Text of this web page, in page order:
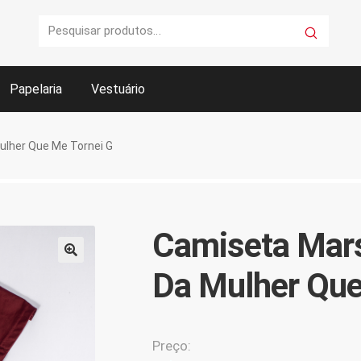
Pesquisar
Pesquisar
Papelaria Vestuário
Que Me Tornei G
Camiseta
Da Mulher
Preço: